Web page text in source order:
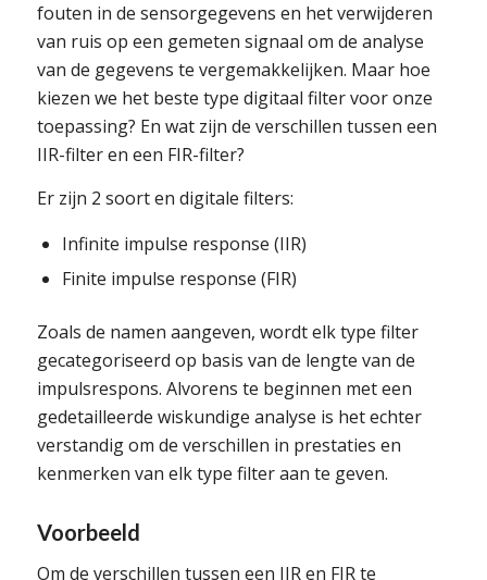
fouten in de sensorgegevens en het verwijderen
van ruis op een gemeten signaal om de analyse
van de gegevens te vergemakkelijken. Maar hoe
kiezen we het beste type digitaal filter voor onze
toepassing? En wat zijn de verschillen tussen een
IIR-filter en een FIR-filter?
Er zijn 2 soort en digitale filters:
Infinite impulse response (IIR)
Finite impulse response (FIR)
Zoals de namen aangeven, wordt elk type filter
gecategoriseerd op basis van de lengte van de
impulsrespons. Alvorens te beginnen met een
gedetailleerde wiskundige analyse is het echter
verstandig om de verschillen in prestaties en
kenmerken van elk type filter aan te geven.
Voorbeeld
Om de verschillen tussen een IIR en FIR te